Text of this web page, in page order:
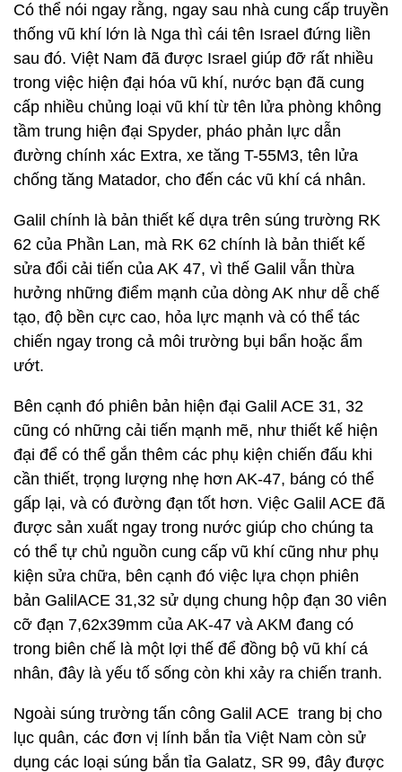
Có thể nói ngay rằng, ngay sau nhà cung cấp truyền
thống vũ khí lớn là Nga thì cái tên Israel đứng liền
sau đó. Việt Nam đã được Israel giúp đỡ rất nhiều
trong việc hiện đại hóa vũ khí, nước bạn đã cung
cấp nhiều chủng loại vũ khí từ tên lửa phòng không
tầm trung hiện đại Spyder, pháo phản lực dẫn
đường chính xác Extra, xe tăng T-55M3, tên lửa
chống tăng Matador, cho đến các vũ khí cá nhân.
Galil chính là bản thiết kế dựa trên súng trường RK
62 của Phần Lan, mà RK 62 chính là bản thiết kế
sửa đổi cải tiến của AK 47, vì thế Galil vẫn thừa
hưởng những điểm mạnh của dòng AK như dễ chế
tạo, độ bền cực cao, hỏa lực mạnh và có thể tác
chiến ngay trong cả môi trường bụi bẩn hoặc ẩm
ướt.
Bên cạnh đó phiên bản hiện đại Galil ACE 31, 32
cũng có những cải tiến mạnh mẽ, như thiết kế hiện
đại để có thể gắn thêm các phụ kiện chiến đấu khi
cần thiết, trọng lượng nhẹ hơn AK-47, báng có thể
gấp lại, và có đường đạn tốt hơn. Việc Galil ACE đã
được sản xuất ngay trong nước giúp cho chúng ta
có thể tự chủ nguồn cung cấp vũ khí cũng như phụ
kiện sửa chữa, bên cạnh đó việc lựa chọn phiên
bản GalilACE 31,32 sử dụng chung hộp đạn 30 viên
cỡ đạn 7,62x39mm của AK-47 và AKM đang có
trong biên chế là một lợi thế để đồng bộ vũ khí cá
nhân, đây là yếu tố sống còn khi xảy ra chiến tranh.
Ngoài súng trường tấn công Galil ACE trang bị cho
lục quân, các đơn vị lính bắn tỉa Việt Nam còn sử
dụng các loại súng bắn tỉa Galatz, SR 99, đây được